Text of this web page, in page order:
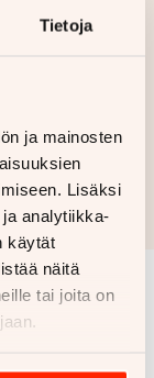
Tietoja
ja mainosten
Lisäksi
analytiikka-
käytät
näitä
tai joita on
hyväksytyn